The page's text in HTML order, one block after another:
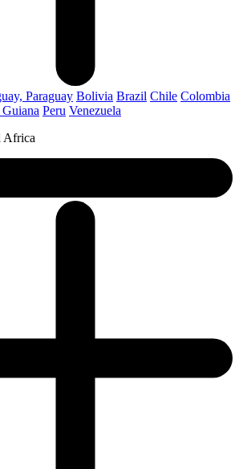
Paraguay Bolivia Brazil Chile Colombia
Peru Venezuela
Africa